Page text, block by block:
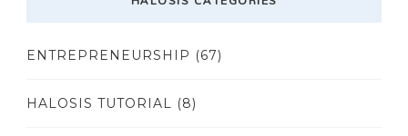
ENTREPRENEURSHIP (67)
HALOSIS TUTORIAL (8)